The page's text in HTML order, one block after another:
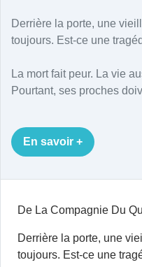
Derrière la porte, une
toujours. Est-ce une
La mort fait peur. La vie
Pourtant, ses proches
En savoir +
De La Compagnie Du
Derrière la porte, une
toujours. Est-ce une